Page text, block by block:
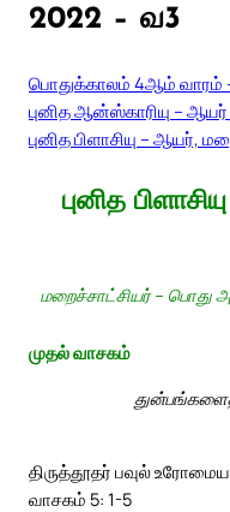
2022 – வ3
பொதுக்காலம் 4ஆம் வாரம்
புனித ஆன்ஸ்காரியு –
புனித பிளாசியு – ஆயர்,
புனித
மறைச்சாட்சியர் – பொது
முதல் வாசகம்
திருத்தூதர் பவுல்
வாசகம் 5: 1-5